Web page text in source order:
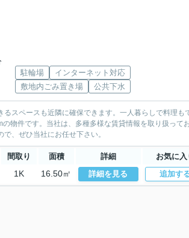
駐輪場
インターネット対応
敷地内ごみ置き場
公共下水
スペースも近隣に確保できます。一人暮らしで料理も
物件です。当社は、多種多様な賃貸情報を取り扱って
、ぜひ当社にお任せ下さい。
間取り 面積 詳細 お気に入
1K 16.50㎡ 詳細を見る 追加す